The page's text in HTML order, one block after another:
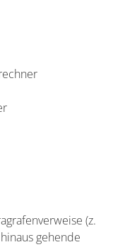
(z.
gehende